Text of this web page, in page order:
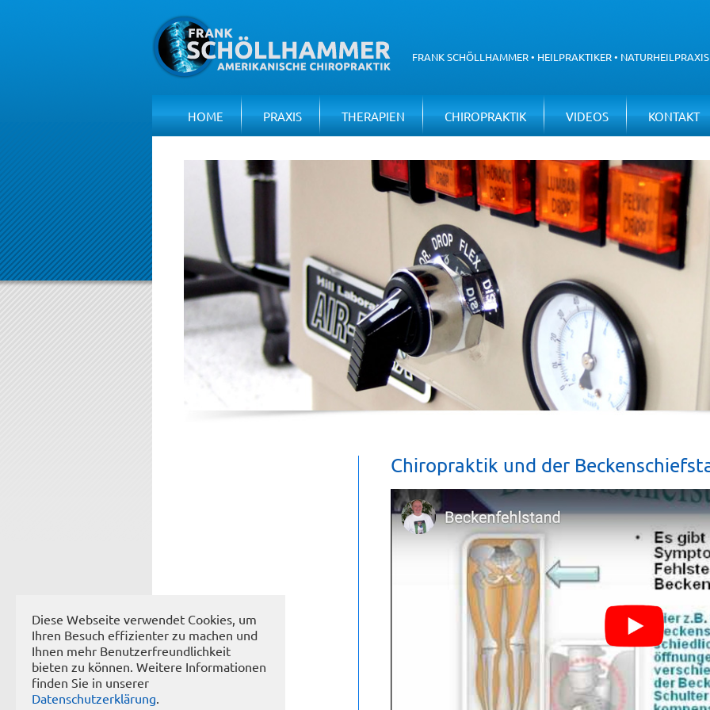
FRANK SCHÖLLHAMMER • HEILPRAKTIKER •
NAVIGATION
ÜBERSPRINGEN
HOME PRAXIS THERAPIEN CHIROPRAKTIK VIDEOS
KONTAKT
Chiropraktik und der
Diese Webseite verwendet Cookies, um
Ihren Besuch effizienter zu machen und
Ihnen mehr Benutzerfreundlichkeit
bieten zu können. Weitere Informationen
finden Sie in unserer
Datenschutzerklärung.